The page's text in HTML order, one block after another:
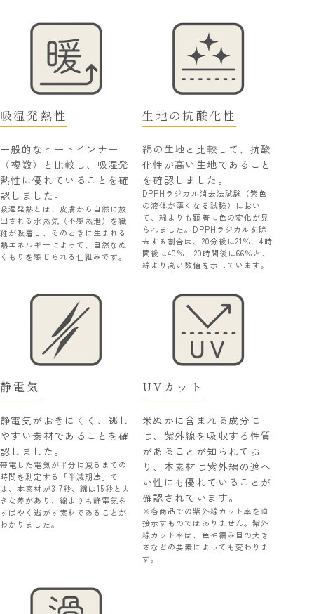
吸湿発熱性
一般的なヒートインナー
（複数）と比較し、吸湿発
熱性に優れていることを確
認しました。
吸湿発熱とは、皮膚から自然に放
出される水蒸気（不感蒸泄）を繊
維が吸着し、そのときに生まれる
熱エネルギーによって、自然なぬ
くもりを感じられる仕組みです。
生地の抗酸化性
綿の生地と比較して、抗酸
化性が高い生地であること
を確認しました。
DPPHラジカル消去法試験（紫色
の液体が薄くなる試験）におい
て、綿よりも顕著に色の変化が見
られました。DPPHラジカルを除
去する割合は、20分後に21％、4時
間後に40％、20時間後に66％と、
綿より高い数値を示しています。
静電気
静電気がおきにくく、逃し
やすい素材であることを確
認しました。
帯電した電気が半分に減るまでの
時間を測定する「半減期法」で
は、本素材が3.7秒、綿は15秒と大
きな差があり、綿よりも静電気を
すばやく逃がす素材であることが
わかりました。
UVカット
米ぬかに含まれる成分に
は、紫外線を吸収する性質
があることが知られてお
り、本素材は紫外線の遮へ
い性にも優れていることが
確認されています。
※各商品での紫外線カット率を直
接示すものではありません。紫外
線カット率は、色や編み目の大き
さなどの要素によっても変わりま
す。